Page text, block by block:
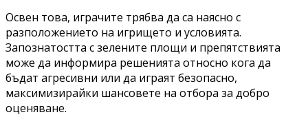
Освен това, играчите трябва да са наясно с
разположението на игрището и условията.
Запознатостта с зелените площи и препятствията
може да информира решенията относно кога да
бъдат агресивни или да играят безопасно,
максимизирайки шансовете на отбора за добро
оценяване.